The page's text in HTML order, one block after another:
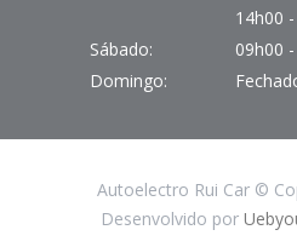
14h00
Sábado:
09h00
Domingo:
Autoelectro Rui Car ©
Desenvolvido por